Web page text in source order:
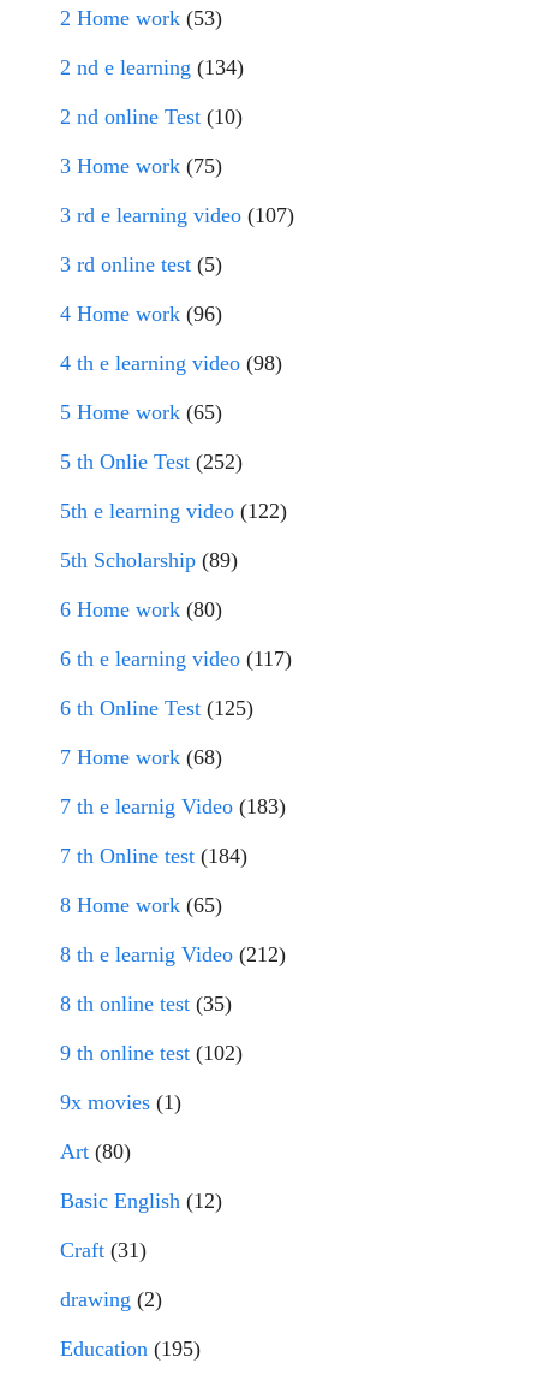
2 Home work (53)
2 nd e learning (134)
2 nd online Test (10)
3 Home work (75)
3 rd e learning video (107)
3 rd online test (5)
4 Home work (96)
4 th e learning video (98)
5 Home work (65)
5 th Onlie Test (252)
5th e learning video (122)
5th Scholarship (89)
6 Home work (80)
6 th e learning video (117)
6 th Online Test (125)
7 Home work (68)
7 th e learnig Video (183)
7 th Online test (184)
8 Home work (65)
8 th e learnig Video (212)
8 th online test (35)
9 th online test (102)
9x movies (1)
Art (80)
Basic English (12)
Craft (31)
drawing (2)
Education (195)